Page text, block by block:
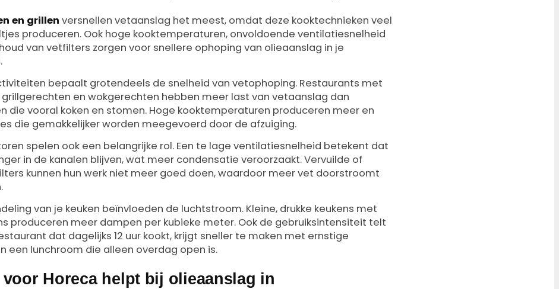
en grillen versnellen vetaanslag het meest, omdat deze kooktechnieken veel
produceren. Ook hoge kooktemperaturen, onvoldoende ventilatiesnelheid
van vetfilters zorgen voor snellere ophoping van olieaanslag in je
bepaalt grotendeels de snelheid van vetophoping. Restaurants met
en wokgerechten hebben meer last van vetaanslag dan
die vooral koken en stomen. Hoge kooktemperaturen produceren meer en
die gemakkelijker worden meegevoerd door de afzuiging.
spelen ook een belangrijke rol. Een te lage ventilatiesnelheid betekent dat
in de kanalen blijven, wat meer condensatie veroorzaakt. Vervuilde of
kunnen hun werk niet meer goed doen, waardoor meer vet doorstroomt
van je keuken beïnvloeden de luchtstroom. Kleine, drukke keukens met
produceren meer dampen per kubieke meter. Ook de gebruiksintensiteit telt
dat dagelijks 12 uur kookt, krijgt sneller te maken met ernstige
een lunchroom die alleen overdag open is.
voor Horeca helpt bij olieaanslag in